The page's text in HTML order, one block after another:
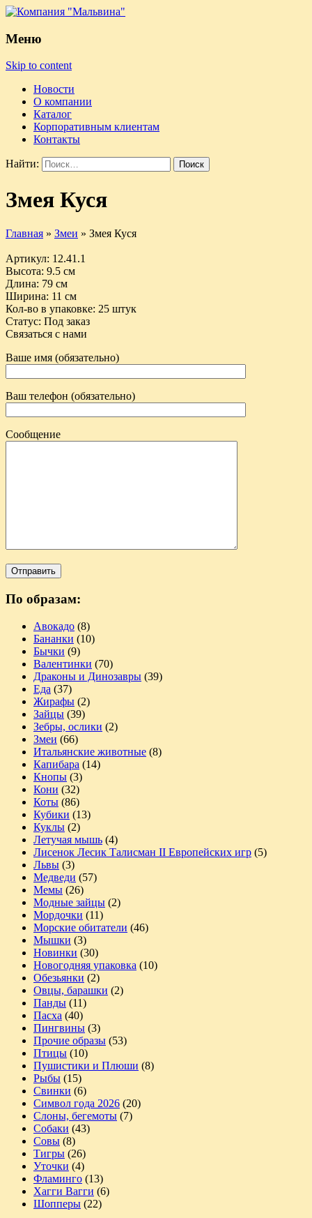
Меню
Skip to content
Новости
О компании
Каталог
Корпоративным клиентам
Контакты
Найти:
Змея Куся
Главная » Змеи » Змея Куся
Артикул: 12.41.1
Высота: 9.5 см
Длина: 79 см
Ширина: 11 см
Кол-во в упаковке: 25 штук
Статус: Под заказ
Связаться с нами
Ваше имя (обязательно)
Ваш телефон (обязательно)
Сообщение
По образам:
Авокадо (8)
Бананки (10)
Бычки (9)
Валентинки (70)
Драконы и Динозавры (39)
Еда (37)
Жирафы (2)
Зайцы (39)
Зебры, ослики (2)
Змеи (66)
Итальянские животные (8)
Капибара (14)
Кнопы (3)
Кони (32)
Коты (86)
Кубики (13)
Куклы (2)
Летучая мышь (4)
Лисенок Лесик Талисман II Европейских игр (5)
Львы (3)
Медведи (57)
Мемы (26)
Модные зайцы (2)
Мордочки (11)
Морские обитатели (46)
Мышки (3)
Новинки (30)
Новогодняя упаковка (10)
Обезьянки (2)
Овцы, барашки (2)
Панды (11)
Пасха (40)
Пингвины (3)
Прочие образы (53)
Птицы (10)
Пушистики и Плюши (8)
Рыбы (15)
Свинки (6)
Символ года 2026 (20)
Слоны, бегемоты (7)
Собаки (43)
Совы (8)
Тигры (26)
Уточки (4)
Фламинго (13)
Хагги Вагги (6)
Шопперы (22)